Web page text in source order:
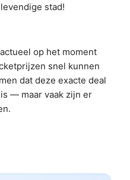
stad!
op het moment
snel kunnen
dat deze exacte deal
— maar vaak zijn er